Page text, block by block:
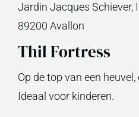
Jardin Jacques Schiever,
89200 Avallon
Thil Fortress
Op de top van een
Ideaal voor kinderen.